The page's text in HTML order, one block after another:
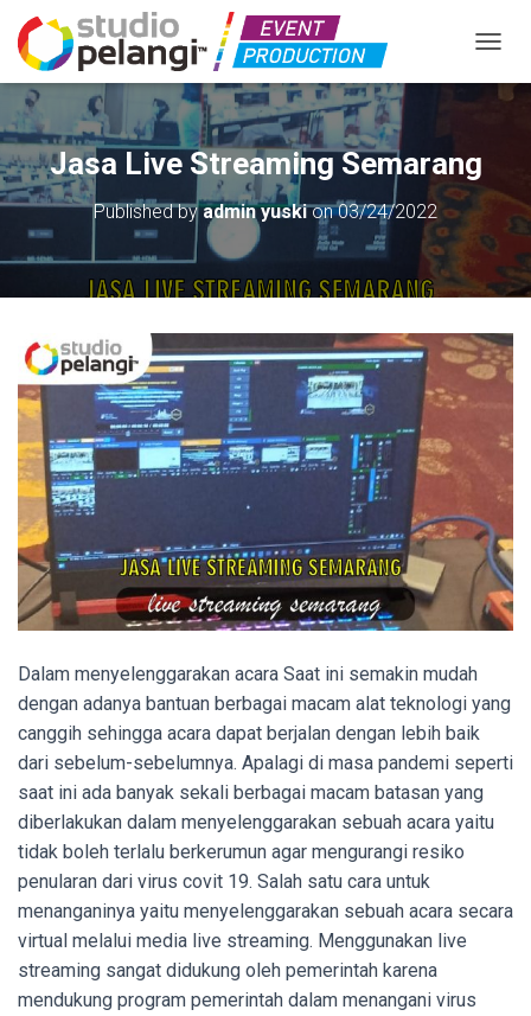
Jasa Live Streaming Semarang
Published byadmin yuskion03/24/2022
Dalam menyelenggarakan acara Saat ini semakin mudah
dengan adanya bantuan berbagai macam alat teknologi yang
canggih sehingga acara dapat berjalan dengan lebih baik
dari sebelum-sebelumnya. Apalagi di masa pandemi seperti
saat ini ada banyak sekali berbagai macam batasan yang
diberlakukan dalam menyelenggarakan sebuah acara yaitu
tidak boleh terlalu berkerumun agar mengurangi resiko
penularan dari virus covit 19. Salah satu cara untuk
menanganinya yaitu menyelenggarakan sebuah acara secara
virtual melalui media live streaming. Menggunakan live
streaming sangat didukung oleh pemerintah karena
mendukung program pemerintah dalam menangani virus